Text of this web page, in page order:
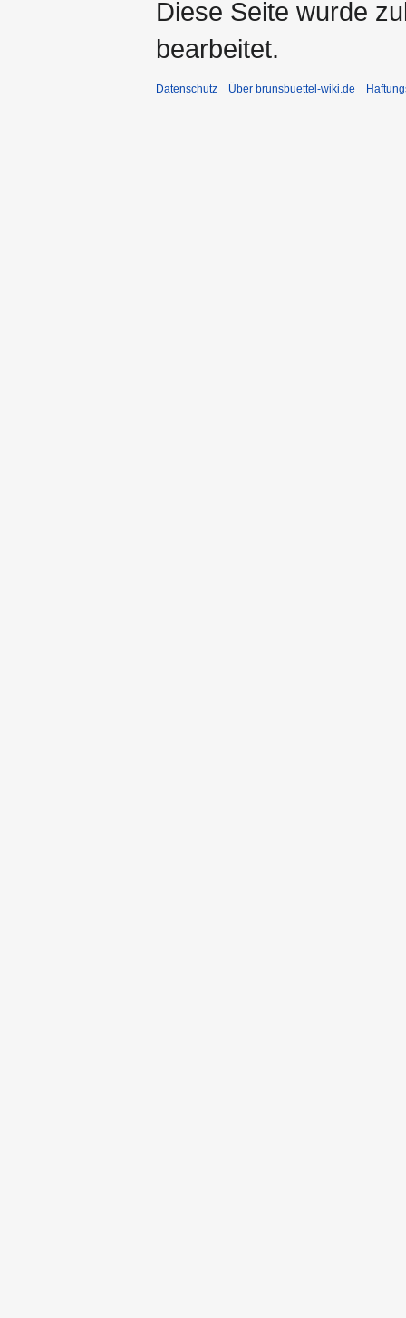
Diese Seite wurde
bearbeitet.
Datenschutz Über brunsbuettel-wiki.de